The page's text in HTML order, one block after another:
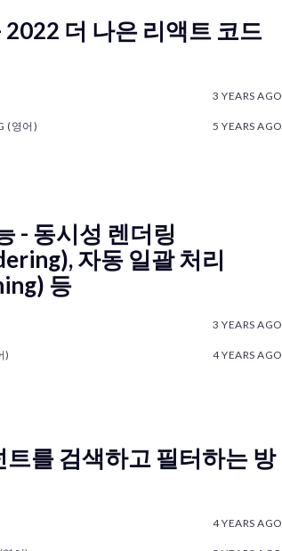
더 나은 리액트 코드
3 YEARS AGO
(영어) 5 YEARS AGO
- 동시성 렌더링
자동 일괄 처리
등
3 YEARS AGO
) 4 YEARS AGO
를 검색하고 필터하는 방
4 YEARS AGO